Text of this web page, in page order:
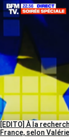
[EDITO] À la
France, selon